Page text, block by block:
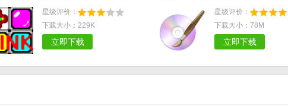
星级评价：
下载大小：229K
立即下载
星级评价：
下载大小：78M
立即下载